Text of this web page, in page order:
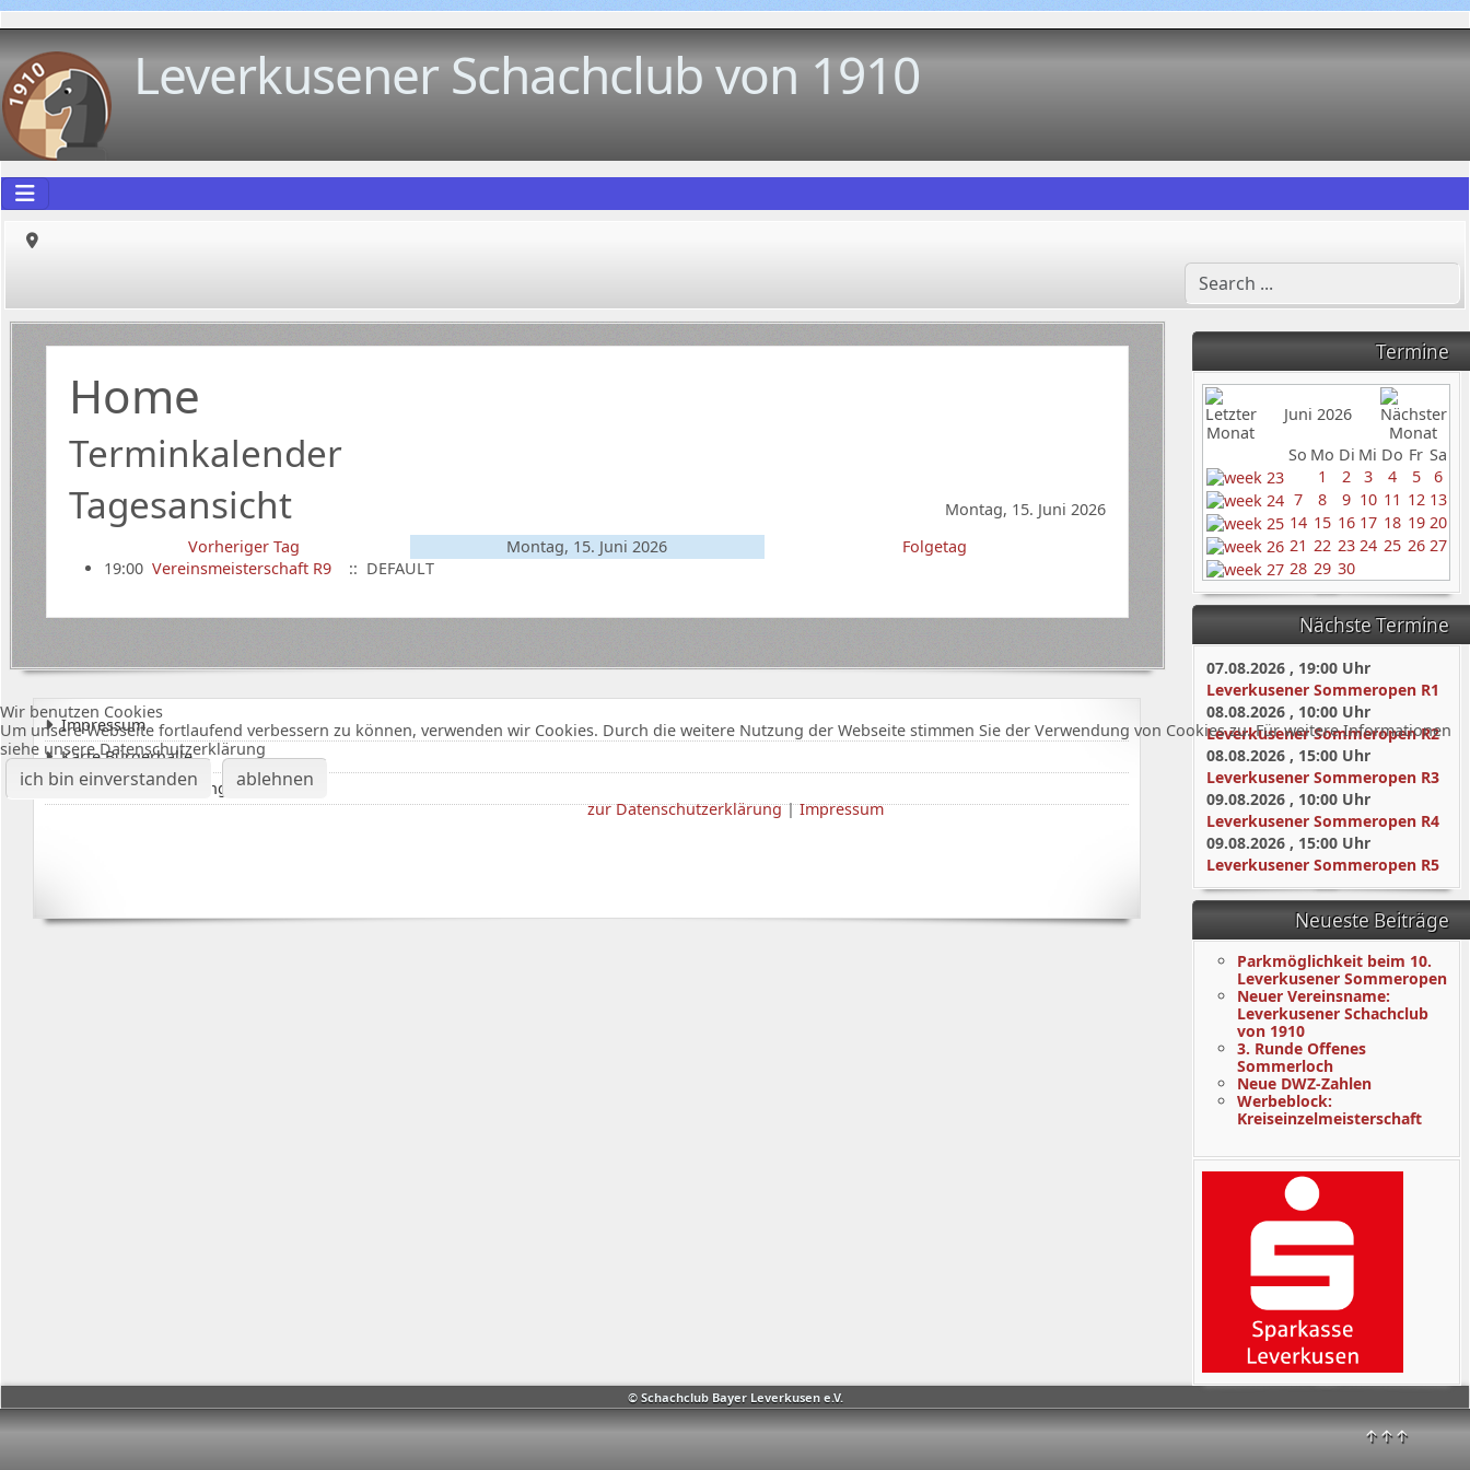
Leverkusener Schachclub von 1910
© Schachclub Bayer Leverkusen e.V.
↑↑↑
Termine
Juni 2026
So Mo Di Mi Do Fr Sa
1
2 3 4 5
6
7
8 9 10 11 12 13
14 15 16 17 18 19 20
21 22 23 24 25 26 27
28 29 30
Nächste Termine
07.08.2026, 19:00Uhr
Leverkusener Sommeropen R1
08.08.2026, 10:00Uhr
Leverkusener Sommeropen R2
08.08.2026, 15:00Uhr
Leverkusener Sommeropen R3
09.08.2026, 10:00Uhr
Leverkusener Sommeropen R4
09.08.2026, 15:00Uhr
Leverkusener Sommeropen R5
Neueste Beiträge
Parkmöglichkeit beim 10.
Leverkusener Sommeropen
Neuer Vereinsname:
Leverkusener Schachclub
von 1910
3. Runde Offenes
Sommerloch
Neue DWZ-Zahlen
Werbeblock:
Kreiseinzelmeisterschaft
Home
Terminkalender
Tagesansicht
Montag, 15. Juni 2026
Vorheriger Tag
Montag, 15. Juni 2026
Folgetag
19:00 Vereinsmeisterschaft R9 :: DEFAULT
Impressum
Karte Bürgerhalle
Datenschutzerklärung
Wir benutzen Cookies
Um unsere Webseite fortlaufend verbessern zu können, verwenden wir Cookies. Durch die weitere Nutzung der Webseite stimmen Sie der Verwendung von Cookies zu. Für weitere Informationen
siehe unsere Datenschutzerklärung
ich bin einverstanden ablehnen
zur Datenschutzerklärung|Impressum